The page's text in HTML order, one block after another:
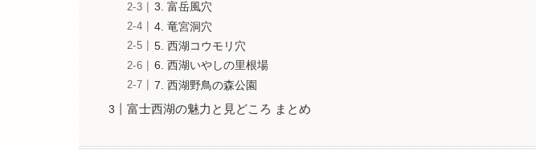
3. 富岳風穴
4. 竜宮洞穴
5. 西湖コウモリ穴
6. 西湖いやしの里根場
7. 西湖野鳥の森公園
富士西湖の魅力と見どころ まとめ